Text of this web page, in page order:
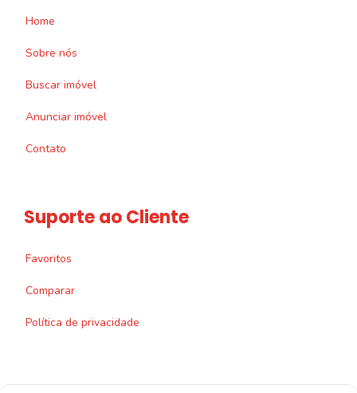
Home
Sobre nós
Buscar imóvel
Anunciar imóvel
Contato
Suporte ao Cliente
Favoritos
Comparar
Política de privacidade